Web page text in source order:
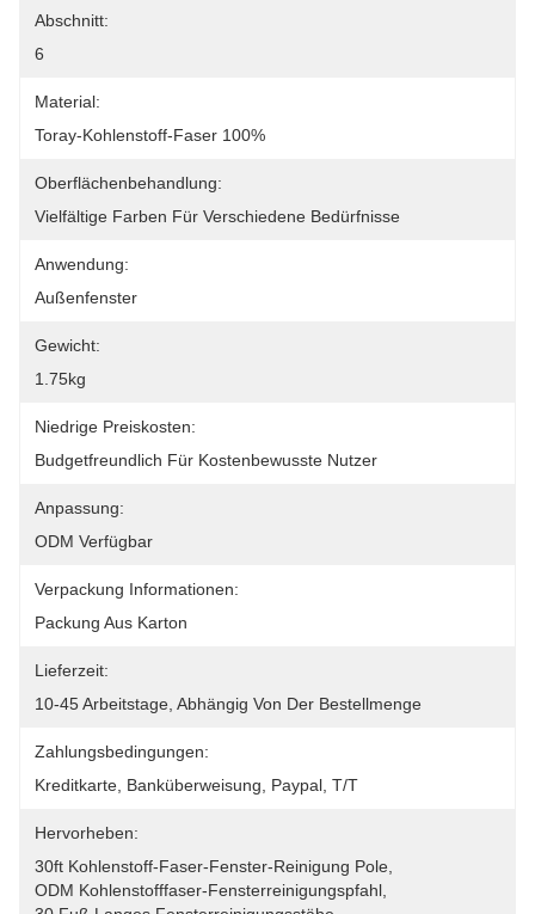
Abschnitt:
6
Material:
Toray-Kohlenstoff-Faser 100%
Oberflächenbehandlung:
Vielfältige Farben Für Verschiedene Bedürfnisse
Anwendung:
Außenfenster
Gewicht:
1.75kg
Niedrige Preiskosten:
Budgetfreundlich Für Kostenbewusste Nutzer
Anpassung:
ODM Verfügbar
Verpackung Informationen:
Packung Aus Karton
Lieferzeit:
10-45 Arbeitstage, Abhängig Von Der Bestellmenge
Zahlungsbedingungen:
Kreditkarte, Banküberweisung, Paypal, T/T
Hervorheben:
30ft Kohlenstoff-Faser-Fenster-Reinigung Pole
ODM Kohlenstofffaser-Fensterreinigungspfahl